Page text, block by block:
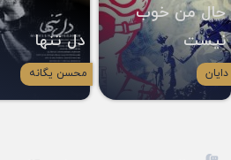
حال من خوب
نیست
دایان
دل تنها
محسن یگانه